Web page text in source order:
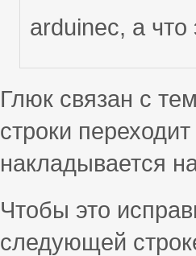
arduinec, а
Глюк связан с
строки
накладывается
Чтобы это
следующей